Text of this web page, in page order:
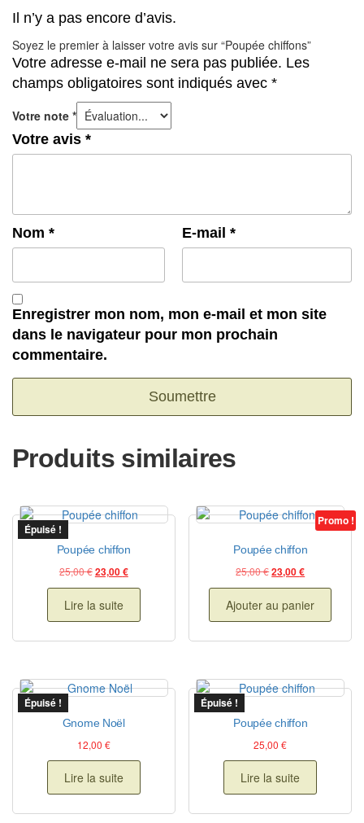
Il n’y a pas encore d’avis.
Soyez le premier à laisser votre avis sur “Poupée chiffons”
Votre adresse e-mail ne sera pas publiée. Les
champs obligatoires sont indiqués avec *
Votre note *
Votre avis *
Nom * E-mail *
Enregistrer mon nom, mon e-mail et mon site
dans le navigateur pour mon prochain
commentaire.
Produits similaires
Épuisé !
Poupée chiffon
25,00€Le prix initial était : 25,00 €.
23,00€Le prix actuel est : 23,00 €.
Lire la suite
Promo !
Poupée chiffon
25,00€Le prix initial était :
23,00€Le prix
Ajouter au panier
Épuisé !
Gnome Noël
12,00 €
Lire la suite
Épuisé !
Poupée chiffon
25,00€
Lire la suite